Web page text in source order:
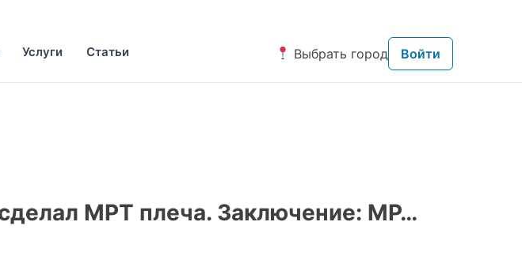
Услуги Статьи Выбрать город Войти
МРТ плеча. Заключение: МР…